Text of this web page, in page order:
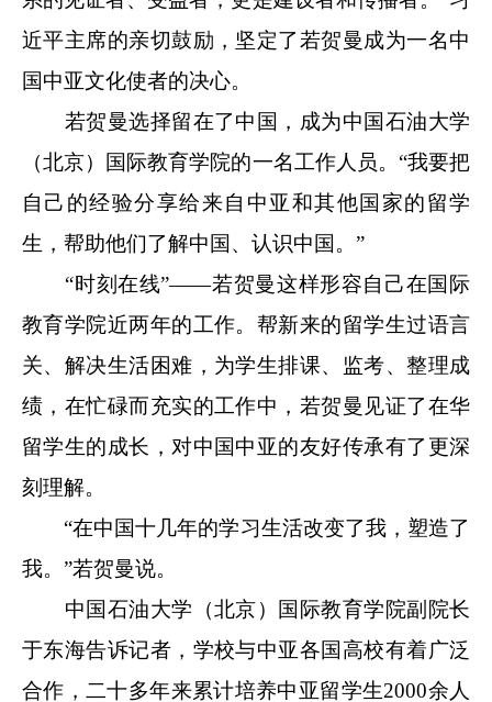
近平主席的亲切鼓励，坚定了若贺曼成为一名中
国中亚文化使者的决心。
若贺曼选择留在了中国，成为中国石油大学
（北京）国际教育学院的一名工作人员。“我要把
自己的经验分享给来自中亚和其他国家的留学
生，帮助他们了解中国、认识中国。”
“时刻在线”——若贺曼这样形容自己在国际
教育学院近两年的工作。帮新来的留学生过语言
关、解决生活困难，为学生排课、监考、整理成
绩，在忙碌而充实的工作中，若贺曼见证了在华
留学生的成长，对中国中亚的友好传承有了更深
刻理解。
“在中国十几年的学习生活改变了我，塑造了
我。”若贺曼说。
中国石油大学（北京）国际教育学院副院长
于东海告诉记者，学校与中亚各国高校有着广泛
合作，二十多年来累计培养中亚留学生2000余人